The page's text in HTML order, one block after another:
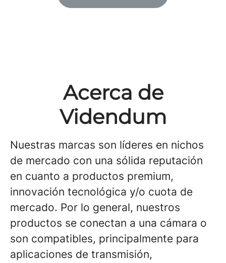
Acerca de
Videndum
Nuestras marcas son líderes en nichos
de mercado con una sólida reputación
en cuanto a productos premium,
innovación tecnológica y/o cuota de
mercado. Por lo general, nuestros
productos se conectan a una cámara o
son compatibles, principalmente para
aplicaciones de transmisión,